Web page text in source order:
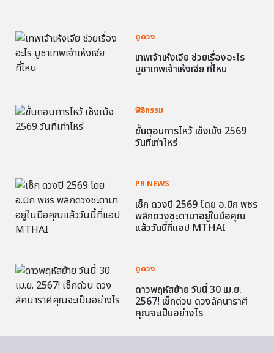
ดูดวง
เทพเจ้าเห้งเจีย ช่วยเรื่องอะไร
บูชาเทพเจ้าเห้งเจีย ที่ไหน
พิธีกรรม
ขั้นตอนการไหว้ เช็งเม้ง 2569
วันที่เท่าไหร่
PR NEWS
เช็ก ดวงปี 2569 โดย อ.มิก พชร
พลิกดวงชะตามาอยู่ในมือคุณ
แล้ววันนี้ที่แอป MTHAI
ดูดวง
ดาวพฤหัสย้าย วันนี้ 30 เม.ย.
2567! เช็กด่วน ดวงลัคนาราศี
คุณจะเป็นอย่างไร